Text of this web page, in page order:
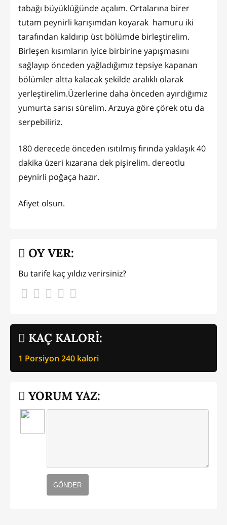
tabağı büyüklüğünde açalım. Ortalarına birer
tutam peynirli karışımdan koyarak hamuru iki
tarafından kaldırıp üst bölümde birleştirelim.
Birleşen kısımların iyice birbirine yapışmasını
sağlayıp önceden yağladığımız tepsiye kapanan
bölümler altta kalacak şekilde aralıklı olarak
yerleştirelim.Üzerlerine daha önceden ayırdığımız
yumurta sarısı sürelim. Arzuya göre çörek otu da
serpebiliriz.
180 derecede önceden ısıtılmış fırında yaklaşık 40
dakika üzeri kızarana dek pişirelim. dereotlu
peynirli poğaça hazır.
Afiyet olsun.
KAÇ KALORİ:
1 Porsiyon 240 kalori
OY VER:
Bu tarife kaç yıldız verirsiniz?
YORUM YAZ:
GÖNDER